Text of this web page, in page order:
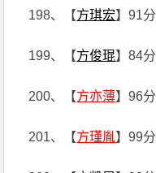
198、【方琪宏】91分
199、【方俊琨】84分
200、【方亦薄】96分
201、【方瑾胤】99分